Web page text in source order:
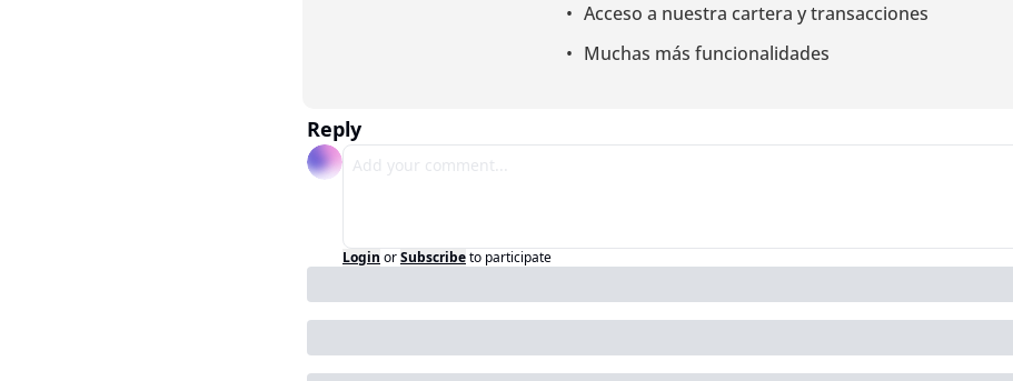
Acceso a nuestra cartera y transacciones
Muchas más funcionalidades
Reply
Login orSubscribeto participate